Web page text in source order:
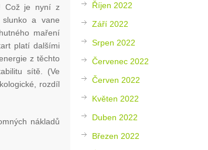
Což je nyní z
slunko a vane
maření
platí dalšími
z těchto
sítě. (Ve
rozdíl
nákladů
Říjen 2022
Září 2022
Srpen 2022
Červenec 2022
Červen 2022
Květen 2022
Duben 2022
Březen 2022